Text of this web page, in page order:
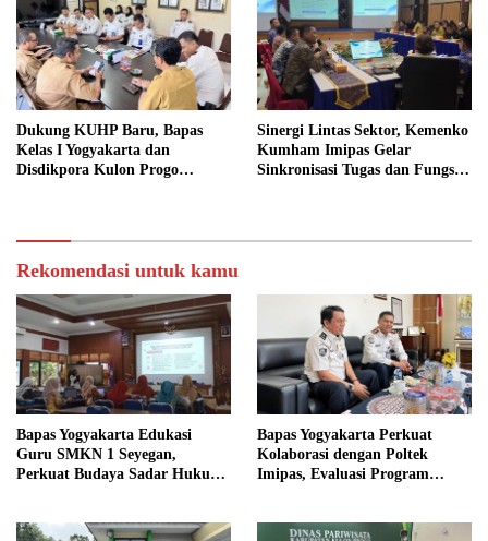
Dukung KUHP Baru, Bapas
Kelas I Yogyakarta dan
Disdikpora Kulon Progo
Sinergi Lintas Sektor, Kemenko
Kumham Imipas Gelar
Sinkronisasi Tugas dan Fungsi
Rekomendasi untuk kamu
Bapas Yogyakarta Edukasi
Guru SMKN 1 Seyegan,
Perkuat Budaya Sadar Hukum
Bapas Yogyakarta Perkuat
Kolaborasi dengan Poltek
Imipas, Evaluasi Program